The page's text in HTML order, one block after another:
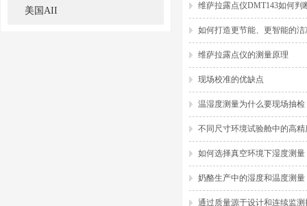
美国AII 维萨拉露点仪DMT143如何判
如何打造更节能、更智能的洁
维萨拉露点仪的测量原理
现场校准的优缺点
温湿度测量为什么要现场抽检
不同尺寸环境试验舱中的高
如何选择真空环境下湿度测量
奶酪生产中的湿度和温度测量
通过质量源于设计和连续监